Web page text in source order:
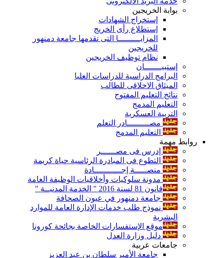
بوابة الخريجين
إستخراج الشهادات
إستطلاع رأى الخريج
المزايـــــــــا التى تقدمها جامعة دمنهور
للخريجين
نظام توظيف الخريجين
إستبيـــــــان
البرامج الدراسية للدراسات العليا
الميثاق الاخلاقى للطالب
نتائج التعليم المفتوح
التعليم المدمج
التربية العسكرية
مصـــــــــادر التعلم
التعليم المدمج
روابط مهمة
إدرس فى مصــــــر
التطوع فى المبادرة الرئاسية حياة كريمة
منصـــــة إجـــــــــــادة
مدونة سلوكيات وأخلاقيات الوظيفة العامة
قانون 81 لسنة 2016 " الخدمة المدنيــة "
جامعة دمنهور في عيون الصحافة
نموذج طلب خدمات الإدارة العامة للموارد
البشرية
موقع الإستفسارات الخاصة بجائحة كورونا
دليل وزارة العدل
جامعات عربية
جامعة الأمير سلطان بن عبد العزيز